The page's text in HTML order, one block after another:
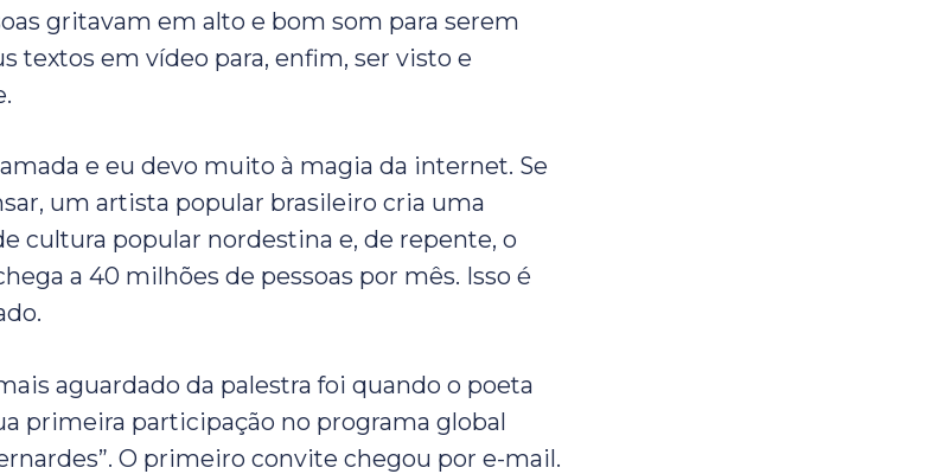
gritavam em alto e bom som para serem
textos em vídeo para, enfim, ser visto e
e eu devo muito à magia da internet. Se
um artista popular brasileiro cria uma
cultura popular nordestina e, de repente, o
a 40 milhões de pessoas por mês. Isso é
aguardado da palestra foi quando o poeta
primeira participação no programa global
O primeiro convite chegou por e-mail.